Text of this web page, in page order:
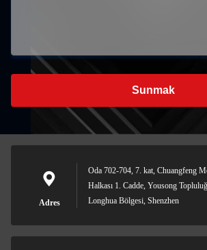
Sunmak
Adres
Oda 702-704, 7. kat, Chuangfeng
Halkası 1. Cadde, Yousong
Longhua Bölgesi, Shenzhen